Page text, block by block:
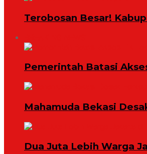
Terobosan Besar!
Pemerintah Batasi
Mahamuda Bekasi
Dua Juta Lebih Warga